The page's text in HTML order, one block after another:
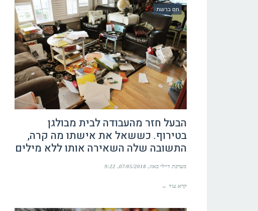
חם ברשת
הבעל חזר מהעבודה לבית מבולגן
בטירוף. כששאל את אישתו מה קרה,
התשובה שלה השאירה אותו ללא מילים
מערכת דיילי באזז 07/05/2018
9:22
קרא עוד ←